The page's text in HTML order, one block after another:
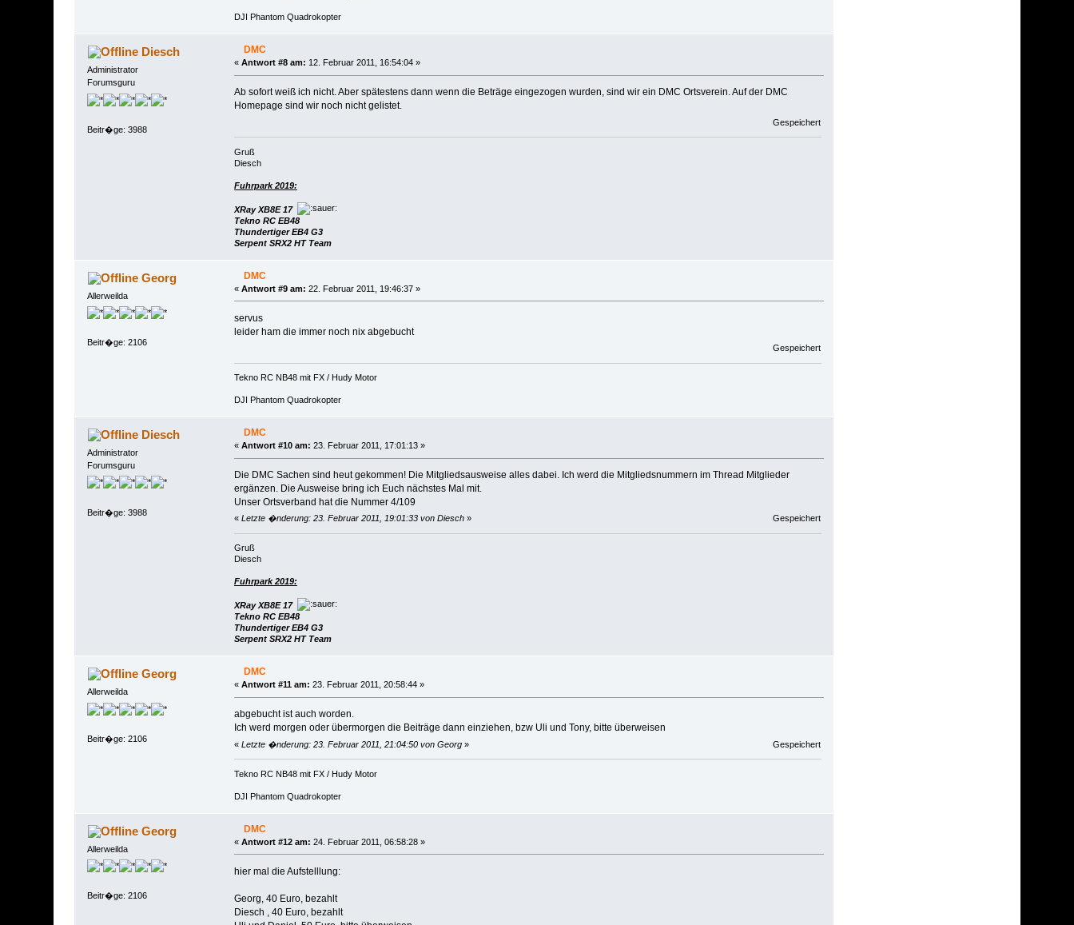
DJI Phantom Quadrokopter
Diesch
Administrator
Forumsguru
Beitr�ge: 3988
DMC
« Antwort #8 am: 12. Februar 2011, 16:54:04 »
Ab sofort weiß ich nicht. Aber spätestens dann wenn die Beträge eingezogen wurden, sind wir ein DMC Ortsverein. Auf der DMC
Homepage sind wir noch nicht gelistet.
Gespeichert
Gruß
Diesch
Fuhrpark 2019:
XRay XB8E 17
Tekno RC EB48
Thundertiger EB4 G3
Serpent SRX2 HT Team
Georg
Allerweilda
Beitr�ge: 2106
DMC
« Antwort #9 am: 22. Februar 2011, 19:46:37 »
servus
leider ham die immer noch nix abgebucht
Gespeichert
Tekno RC NB48 mit FX / Hudy Motor
DJI Phantom Quadrokopter
Diesch
Administrator
Forumsguru
Beitr�ge: 3988
DMC
« Antwort #10 am: 23. Februar 2011, 17:01:13 »
Die DMC Sachen sind heut gekommen! Die Mitgliedsausweise alles dabei. Ich werd die Mitgliedsnummern im Thread Mitglieder
ergänzen. Die Ausweise bring ich Euch nächstes Mal mit.
Unser Ortsverband hat die Nummer 4/109
« Letzte �nderung: 23. Februar 2011, 19:01:33 von Diesch» Gespeichert
Gruß
Diesch
Fuhrpark 2019:
XRay XB8E 17
Tekno RC EB48
Thundertiger EB4 G3
Serpent SRX2 HT Team
Georg
Allerweilda
Beitr�ge: 2106
DMC
« Antwort #11 am: 23. Februar 2011, 20:58:44 »
abgebucht ist auch worden.
Ich werd morgen oder übermorgen die Beiträge dann einziehen, bzw Uli und Tony, bitte überweisen
« Letzte �nderung: 23. Februar 2011, 21:04:50 von Georg» Gespeichert
Tekno RC NB48 mit FX / Hudy Motor
DJI Phantom Quadrokopter
Georg
Allerweilda
Beitr�ge: 2106
DMC
« Antwort #12 am: 24. Februar 2011, 06:58:28 »
hier mal die Aufstelllung:
Georg, 40 Euro, bezahlt
Diesch , 40 Euro, bezahlt